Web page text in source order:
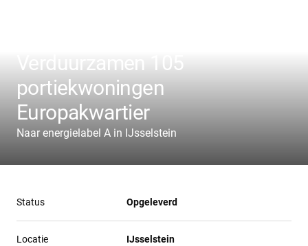
Verduurzamen 105
portiekwoningen
Europakwartier
Naar energielabel A in IJsselstein
Status Opgeleverd
Locatie IJsselstein